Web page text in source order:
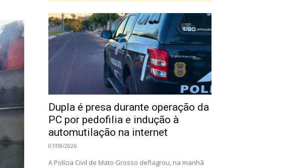
Dupla é presa durante operação da
PC por pedofilia e indução à
automutilação na internet
07/08/2026
A Polícia Civil de Mato Grosso deflagrou, na manhã